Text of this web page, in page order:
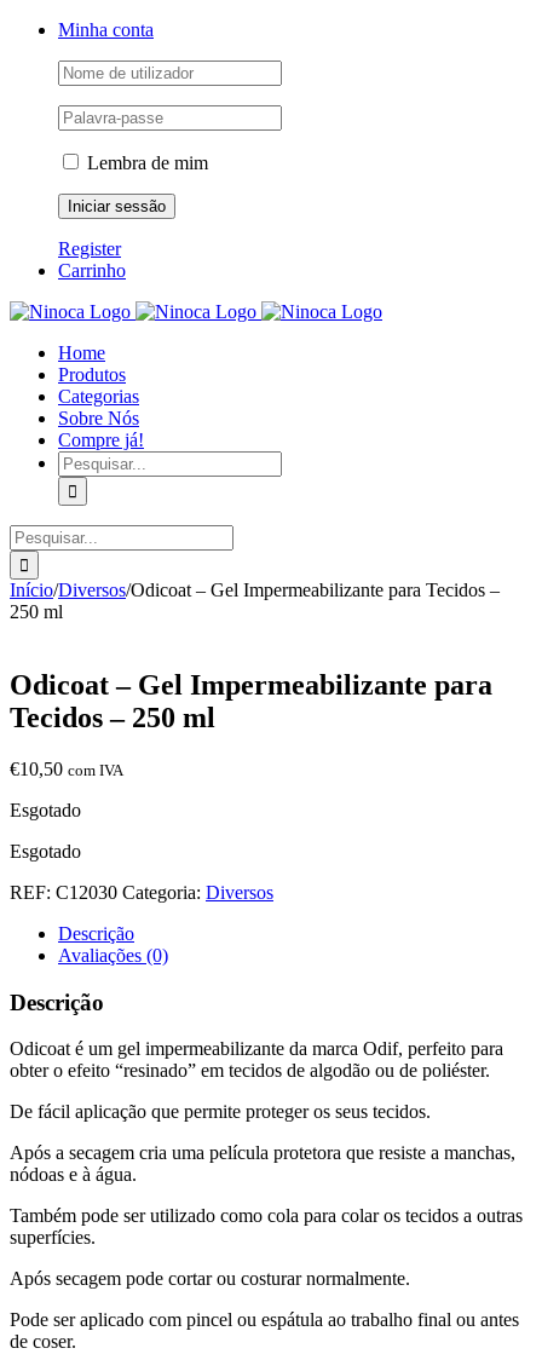
Skip
Facebook
Instagram
YouTubeMinha conta
Lembra de mim
Register
Carrinho
Home
Produtos
Categorias
Sobre Nós
Compre já!
Pesquisar
Pesquisar
Início/Diversos/Odicoat – Gel Impermeabilizante para Tecidos –
250 ml
Odicoat – Gel Impermeabilizante para
Tecidos – 250 ml
€10,50 com IVA
Esgotado
Esgotado
REF: C12030 Categoria: Diversos
Descrição
Avaliações (0)
Descrição
Odicoat é um gel impermeabilizante da marca Odif, perfeito para
obter o efeito “resinado” em tecidos de algodão ou de poliéster.
De fácil aplicação que permite proteger os seus tecidos.
Após a secagem cria uma película protetora que resiste a manchas,
nódoas e à água.
Também pode ser utilizado como cola para colar os tecidos a outras
superfícies.
Após secagem pode cortar ou costurar normalmente.
Pode ser aplicado com pincel ou espátula ao trabalho final ou antes
de coser.